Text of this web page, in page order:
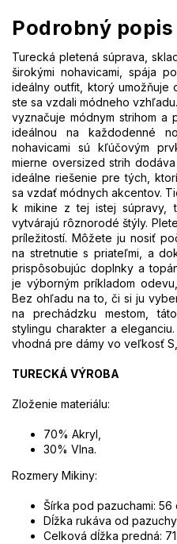
Podrobný popis
Turecká pletená súprava,
širokými nohavicami, spája
ideálny outfit, ktorý
ste sa vzdali módneho
vyznačuje módnym strihom a
ideálnou na každodenné
nohavicami sú kľúčovým
mierne oversized strih
ideálne riešenie pre tých,
sa vzdať módnych akcentov.
k mikine z tej istej súpravy,
vytvárajú rôznorodé štýly.
príležitostí. Môžete ju nosiť
na stretnutie s priateľmi, a
prispôsobujúc doplnky a
je výborným príkladom
Bez ohľadu na to, či si ju
na prechádzku mestom,
stylingu charakter a
vhodná pre dámy vo veľkosť
TURECKÁ VÝROBA
Zloženie materiálu:
70% Akryl,
30% Vlna.
Rozmery Mikiny:
Šírka pod pazuchami: 56
Dĺžka rukáva od
Celková dĺžka predná: